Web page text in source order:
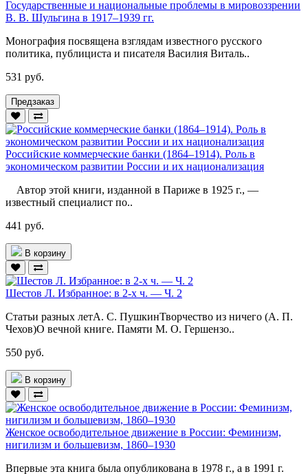
Государственные и национальные проблемы в мировоззрении
В. В. Шульгина в 1917–1939 гг.
Монография посвящена взглядам известного русского
политика, публициста и писателя Василия Виталь..
531 руб.
Предзаказ
Российские коммерческие банки (1864–1914). Роль в
экономическом развитии России и их национализация
Автор этой книги, изданной в Париже в 1925 г., —
известный специалист по..
441 руб.
В корзину
Шестов Л. Избранное: в 2-х ч. — Ч. 2
Статьи разных летА. С. ПушкинТворчество из ничего (А. П.
Чехов)О вечной книге. Памяти М. О. Гершензо..
550 руб.
В корзину
Женское освободительное движение в России: Феминизм,
нигилизм и большевизм, 1860–1930
Впервые эта книга была опубликована в 1978 г., а в 1991 г.